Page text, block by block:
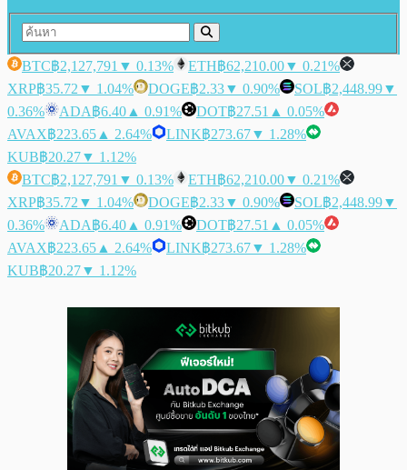
BTC฿2,127,791 ▼ 0.13% ETH฿62,210.00▼ 0.21%
XRP฿35.72 ▼ 1.04% DOGE฿2.33▼ 0.90% SOL฿2,448.99▼
0.36%
ADA฿6.40 ▲ 0.91% DOT฿27.51 ▲ 0.05%
AVAX฿223.65 ▲ 2.64% LINK฿273.67▼ 1.28%
KUB฿20.27▼ 1.12%
BTC฿2,127,791 ▼ 0.13% ETH฿62,210.00▼ 0.21%
XRP฿35.72 ▼ 1.04% DOGE฿2.33▼ 0.90% SOL฿2,448.99▼
0.36%
ADA฿6.40 ▲ 0.91% DOT฿27.51 ▲ 0.05%
AVAX฿223.65 ▲ 2.64% LINK฿273.67▼ 1.28%
KUB฿20.27▼ 1.12%